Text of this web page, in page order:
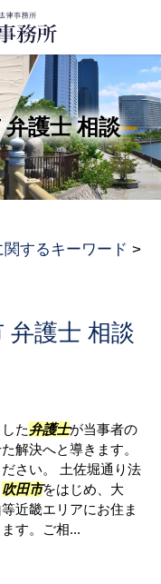
護士 相談
関するキーワード >
弁護士 相談
た弁護士が当事者の
解決へと導きます。
さい。 土佐堀通り法
吹田市をはじめ、大
近畿エリアにお住ま
す。ご相...